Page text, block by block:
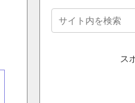
ス